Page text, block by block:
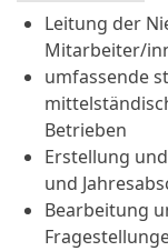
Leitung der
Mitarbeiter/
umfassende
Betrieben
Erstellung
und
Bearbeitung